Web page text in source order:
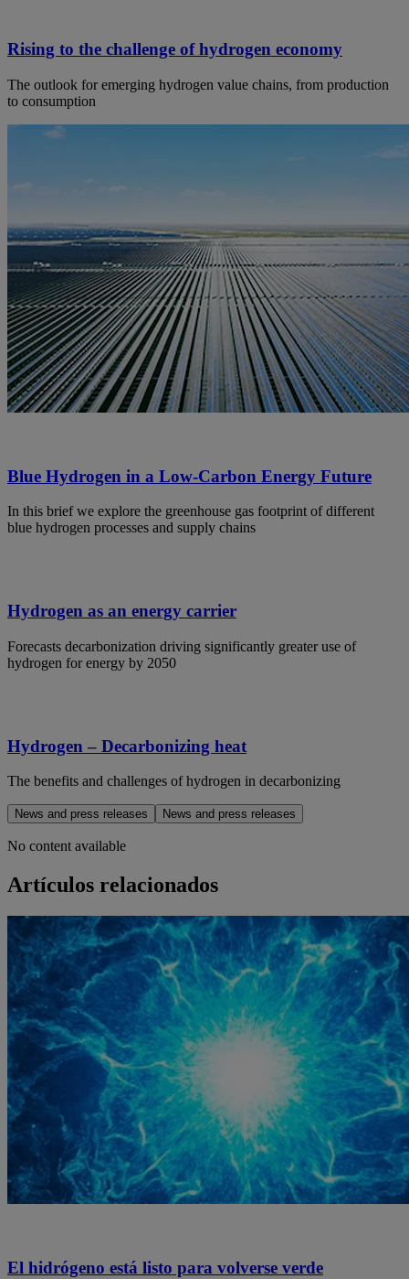
Rising to the challenge of hydrogen economy
The outlook for emerging hydrogen value chains, from production
to consumption
Blue Hydrogen in a Low-Carbon Energy Future
In this brief we explore the greenhouse gas footprint of different
blue hydrogen processes and supply chains
Hydrogen as an energy carrier
Forecasts decarbonization driving significantly greater use of
hydrogen for energy by 2050
Hydrogen – Decarbonizing heat
The benefits and challenges of hydrogen in decarbonizing
News and press releases News and press releases
No content available
Artículos relacionados
El hidrógeno está listo para volverse verde